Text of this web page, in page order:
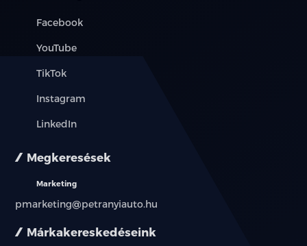
Márkakereskedéseink
Facebook
YouTube
TikTok
Instagram
LinkedIn
Megkeresések
Marketing
pmarketing@petranyiauto.hu